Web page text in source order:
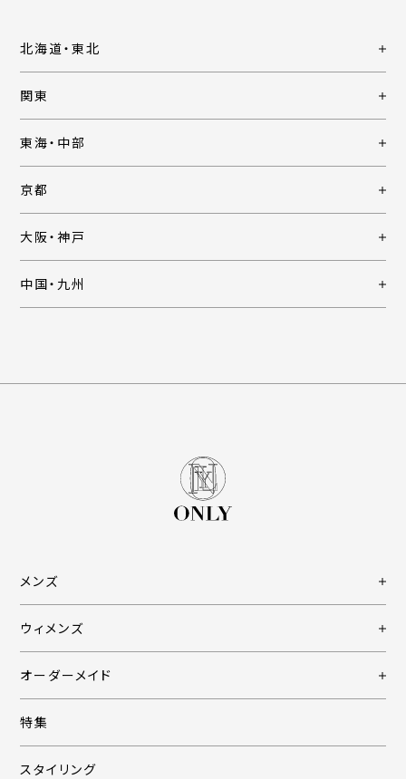
北海道・東北
関東
東海・中部
京都
大阪・神戸
中国・九州
メンズ
ウィメンズ
オーダーメイド
特集
スタイリング